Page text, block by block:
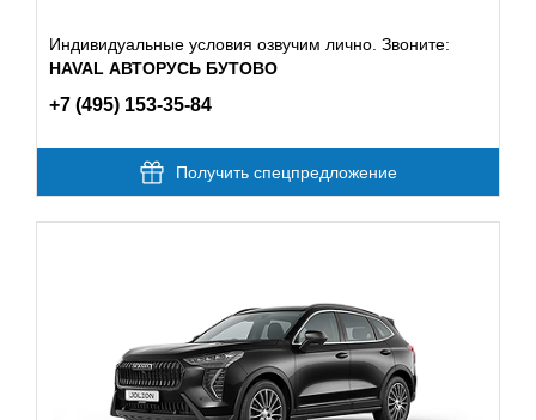
Индивидуальные условия озвучим лично. Звоните:
HAVAL АВТОРУСЬ БУТОВО
+7 (495) 153-35-84
Получить спецпредложение